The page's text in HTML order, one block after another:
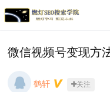
微信视频号变现方
鹤轩 关注